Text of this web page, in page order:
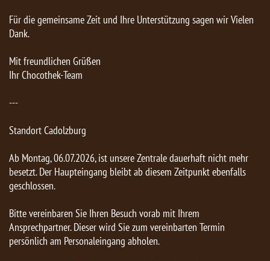
Für die gemeinsame Zeit und Ihre Unterstützung sagen wir Vielen
Dank.
Mit freundlichen Grüßen
Ihr Chocothek-Team
---
Standort Cadolzburg
Ab Montag, 06.07.2026, ist unsere Zentrale dauerhaft nicht mehr
besetzt. Der Haupteingang bleibt ab diesem Zeitpunkt ebenfalls
geschlossen.
Bitte vereinbaren Sie Ihren Besuch vorab mit Ihrem
Ansprechpartner. Dieser wird Sie zum vereinbarten Termin
persönlich am Personaleingang abholen.